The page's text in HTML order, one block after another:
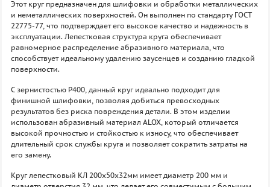
Этот круг предназначен для шлифовки и обработки металлических
и неметаллических поверхностей. Он выполнен по стандарту ГОСТ
22775-77, что подтверждает его высокое качество и надежность в
эксплуатации. Лепестковая структура круга обеспечивает
равномерное распределение абразивного материала, что
способствует идеальному удалению заусенцев и созданию гладкой
поверхности.
С зернистостью P400, данный круг идеально подходит для
финишной шлифовки, позволяя добиться превосходных
результатов без риска повреждения детали. В этом изделии
использован абразивный материал ALOX, который отличается
высокой прочностью и стойкостью к износу, что обеспечивает
длительный срок службы круга и позволяет сократить затраты на
его замену.
Круг лепестковый КЛ 200х50х32мм имеет диаметр 200 мм и